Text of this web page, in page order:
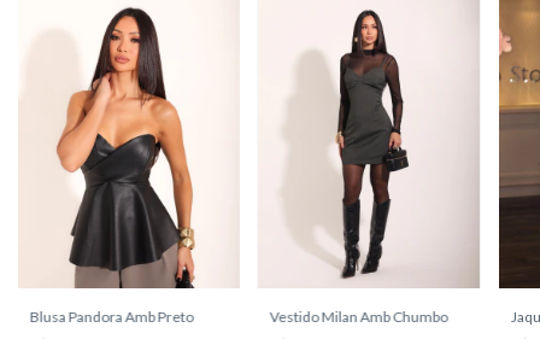
FarmBlusa Pandora Amb Preto
Vestido Milan Amb Chumbo